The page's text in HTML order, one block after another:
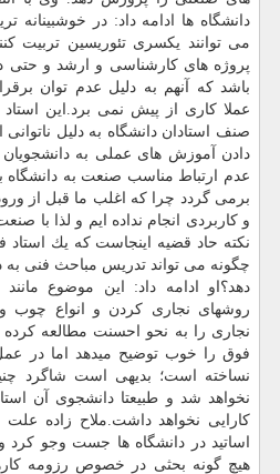
دانشگاه ها ادامه داد: در خوشبینانه
می توانند یكسری تئوریسین تربیت
پروژه های كارشناسی و ارشد و حتی
باشد كه آنهم به دلیل عدم توان
عملا كاری از پیش نمی برد.این استاد
صنف استادان دانشگاه به دلیل
دادن آموزش های عملی به
عدم ارتباط مناسب صنعت به دانشگاه
برمی گردد چرا كه اغلب ما قبل از
و كاربردی انجام نداده ایم و لذا با
نكته حاد قضیه اینجاست كه یك استاد
چگونه می تواند تدریس مباحث فنی به
دهد؟او ادامه داد: این موضوع
روشهای نجاری كردن و انواع چوب و
نجاری را به نحو احسنت مطالعه
فوق را خوب توضیح میدهد اما در
نساخته است؛ بدیهی است شاگرد
نخواهد شد و طبیعتا دانشجوی آن
كارایی نخواهد داشت.ملاح زاده
اساتید در دانشگاه ها جست وجو
هیچ گونه بحثی در خصوص رزومه